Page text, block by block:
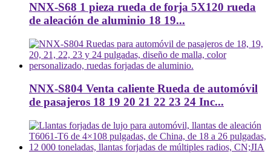
NNX-S68 1 pieza rueda de forja 5X120 rueda
de aleación de aluminio 18 19...
NNX-S804 Venta caliente Rueda de automóvil
de pasajeros 18 19 20 21 22 23 24 Inc...